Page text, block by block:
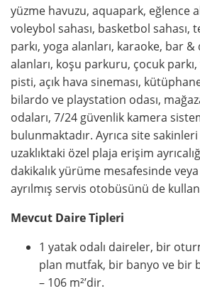
yüzme havuzu, aquapark, eğlence
voleybol sahası, basketbol sahası,
parkı, yoga alanları, karaoke, bar
alanları, koşu parkuru, çocuk
pisti, açık hava sineması,
bilardo ve playstation odası,
odaları, 7/24 güvenlik kamera
bulunmaktadır. Ayrıca site
uzaklıktaki özel plaja erişim
dakikalık yürüme mesafesinde
ayrılmış servis otobüsünü de
Mevcut Daire Tipleri
1 yatak odalı daireler, bir
plan mutfak, bir banyo ve bir
– 106 m²’dir.